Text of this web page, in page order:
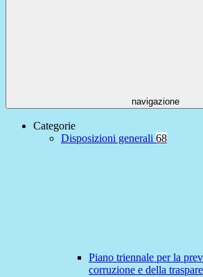
navigazione
Categorie
Disposizioni generali 68
Piano triennale per la
corruzione e della